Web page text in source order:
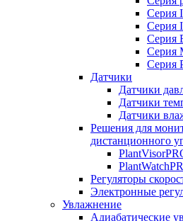
Серия
Серия
Серия
Серия
Серия
Датчики
Датчики
Датчики
Датчики
Решения для
дистанционного
Регуляторы
Электронные
Увлажнение
Адиабатические